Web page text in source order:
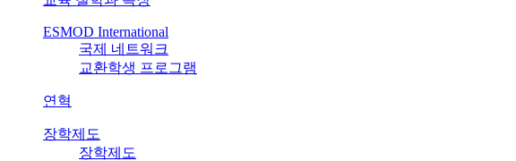
ESMOD International
국제 네트워크
교환학생 프로그램
연혁
장학제도
장학제도